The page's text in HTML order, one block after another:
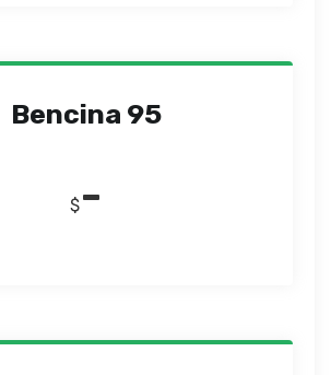
Bencina 95
$-